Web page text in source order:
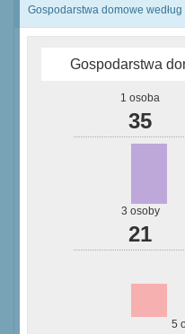
Gospodarstwa domowe
Gospodarstwa
1 osoba
35
3 osoby
21
5